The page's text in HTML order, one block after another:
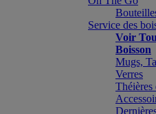
Service des
Voir
Boisson
Mugs,
Verres
Théières